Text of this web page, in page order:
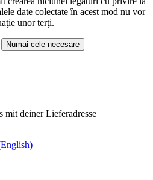
date colectate în acest mod nu vor
unor terţi.
Numai cele necesare
mit deiner Lieferadresse